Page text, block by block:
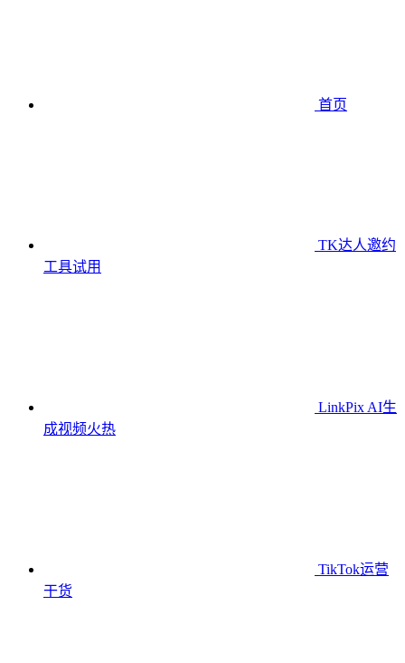
首页
TK达人邀约
工具试用
LinkPix AI生
成视频火热
TikTok运营
干货